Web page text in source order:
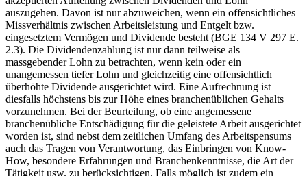
auszugehen. Davon ist nur abzuweichen, wenn ein offensichtliches
Missverhältnis zwischen Arbeitsleistung und Entgelt bzw.
eingesetztem Vermögen und Dividende besteht (BGE 134 V 297 E.
2.3). Die Dividendenzahlung ist nur dann teilweise als
massgebender Lohn zu betrachten, wenn kein oder ein
unangemessen tiefer Lohn und gleichzeitig eine offensichtlich
überhöhte Dividende ausgerichtet wird. Eine Aufrechnung ist
diesfalls höchstens bis zur Höhe eines branchenüblichen Gehalts
vorzunehmen. Bei der Beurteilung, ob eine angemessene
branchenübliche Entschädigung für die geleistete Arbeit ausgerichtet
worden ist, sind nebst dem zeitlichen Umfang des Arbeitspensums
auch das Tragen von Verantwortung, das Einbringen von Know-
How, besondere Erfahrungen und Branchenkenntnisse, die Art der
Tätigkeit usw. zu berücksichtigen. Falls möglich ist zudem ein